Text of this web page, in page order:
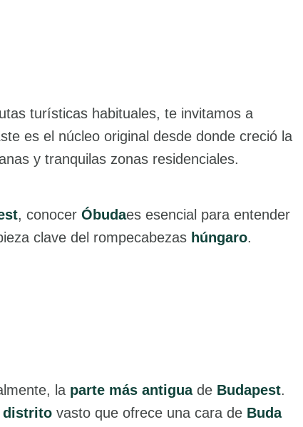
turísticas habituales, te invitamos a
es el núcleo original desde donde creció la
y tranquilas zonas residenciales.
, conocer Óbudaes esencial para entender
clave del rompecabezas húngaro.
la parte más antiguade Budapest.
distrito vasto que ofrece una cara de Buda